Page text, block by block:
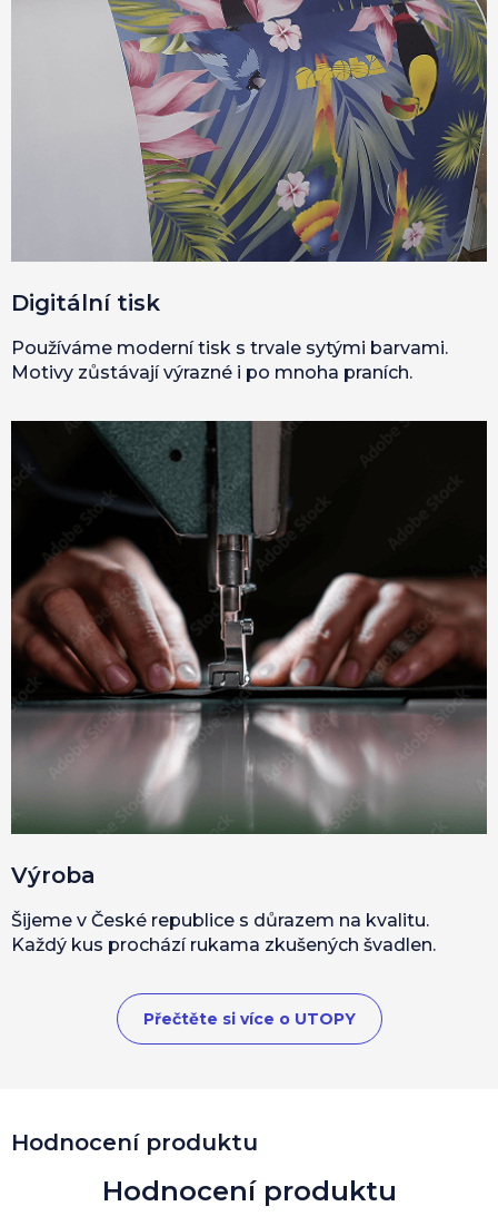
Hodnocení produktu
Digitální tisk
Používáme moderní tisk s trvale sytými barvami.
Motivy zůstávají výrazné i po mnoha praních.
Výroba
Šijeme v České republice s důrazem na kvalitu.
Každý kus prochází rukama zkušených švadlen.
Přečtěte si více o UTOPY